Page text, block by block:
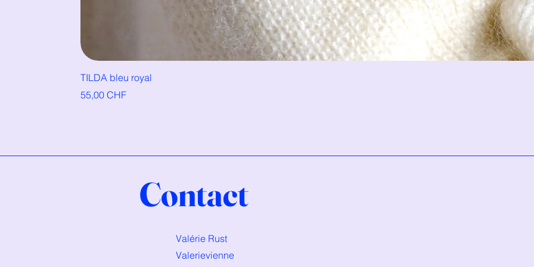
TILDA bleu royal
Prix
55,00 CHF
Contact
Valérie Rust
Valerievienne